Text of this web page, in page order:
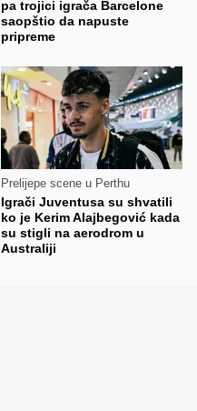
pa trojici igrača Barcelone
saopštio da napuste
pripreme
Prelijepe scene u Perthu
Igrači Juventusa su shvatili
ko je Kerim Alajbegović kada
su stigli na aerodrom u
Australiji